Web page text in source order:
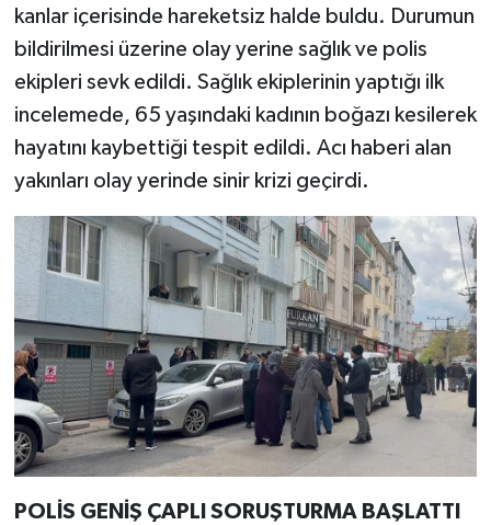
kanlar içerisinde hareketsiz halde buldu. Durumun
bildirilmesi üzerine olay yerine sağlık ve polis
ekipleri sevk edildi. Sağlık ekiplerinin yaptığı ilk
incelemede, 65 yaşındaki kadının boğazı kesilerek
hayatını kaybettiği tespit edildi. Acı haberi alan
yakınları olay yerinde sinir krizi geçirdi.
POLİS GENİŞ ÇAPLI SORUŞTURMA BAŞLATTI